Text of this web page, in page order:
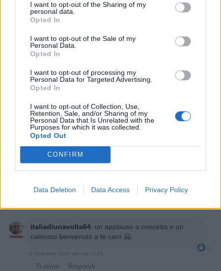
I want to opt-out of the Sharing of my
personal data.
Opted In
I want to opt-out of the Sale of my
Personal Data.
Opted In
I want to opt-out of processing my
Personal Data for Targeted Advertising.
Opted In
I want to opt-out of Collection, Use,
Retention, Sale, and/or Sharing of my
Personal Data that Is Unrelated with the
Purposes for which it was collected.
Opted Out
CONFIRM
Data Deletion Data Access Privacy Policy
Salva
Leggi i commenti precedenti...
Gatto1948:É una carbonara strana eh...! 🤭 Buon
appetito 🥂👋
8 Novembre 2024 alle ore 13:12
·Ti stimo·Rispondi
UccioGeppo:Cioè appena entrato e già con la
8 Novembre 2024 alle ore 13:18
italiadiunavolta64: un applauso a concetta e un
caloroso benvenuto a te caro 🤗
1
8 Novembre 2024 alle ore 13:23
· Ti stimo · Rispondi